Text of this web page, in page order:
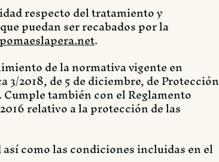
respecto del tratamiento y
puedan ser recabados por la
.
de la normativa vigente en
2018, de 5 de diciembre, de Protección
también con el Reglamento
relativo a la protección de las
como las condiciones incluidas en el